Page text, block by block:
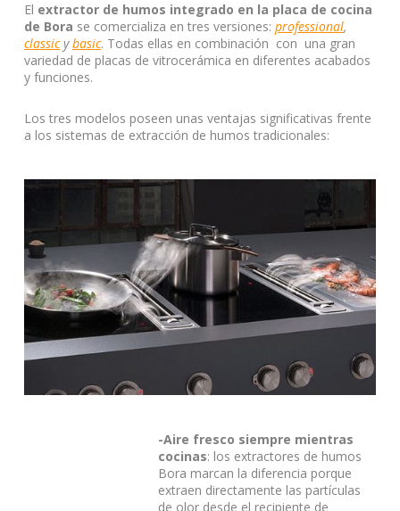
El extractor de humos integrado en la placa de cocina
de Bora se comercializa en tres versiones: professional,
classicybasic. Todas ellas en combinación con una gran
variedad de placas de vitrocerámica en diferentes acabados
y funciones.
Los tres modelos poseen unas ventajas significativas frente
a los sistemas de extracción de humos tradicionales:
-Aire fresco siempre mientras
cocinas: los extractores de humos
Bora marcan la diferencia porque
extraen directamente las partículas
de olor desde el recipiente de